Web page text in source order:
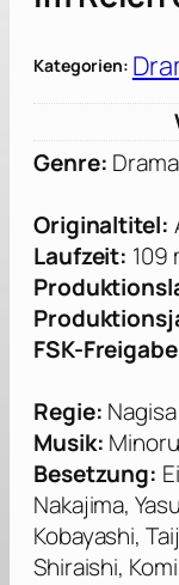
Kategorien:
Genre: Drama
Originaltitel:
Laufzeit: 109
FSK-
Regie:
Musik:
Besetzung:
Nakajima,
Kobayashi,
Shiraishi,